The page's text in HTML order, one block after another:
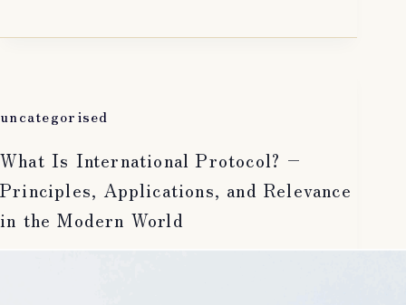
uncategorised
What Is International Protocol? –
Principles, Applications, and Relevance
in the Modern World